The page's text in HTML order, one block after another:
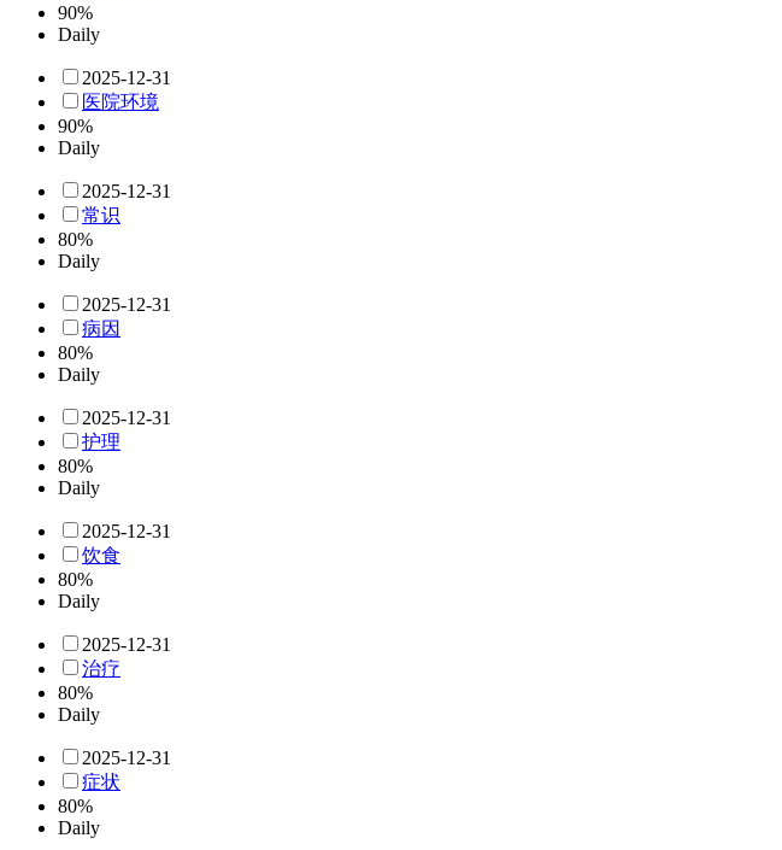
90%
Daily
2025-12-31
医院环境
90%
Daily
2025-12-31
常识
80%
Daily
2025-12-31
病因
80%
Daily
2025-12-31
护理
80%
Daily
2025-12-31
饮食
80%
Daily
2025-12-31
治疗
80%
Daily
2025-12-31
症状
80%
Daily